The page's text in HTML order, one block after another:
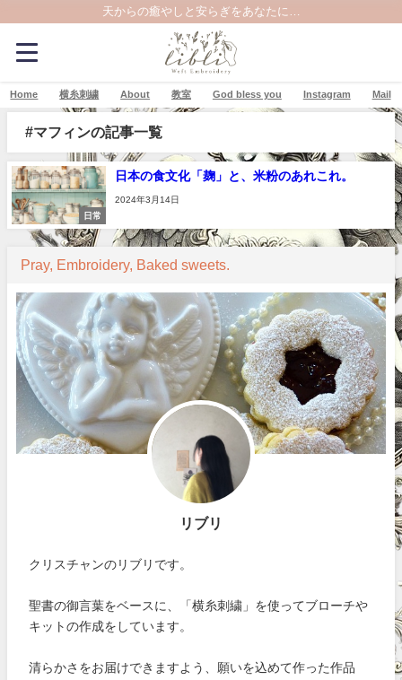
天からの癒やしと安らぎをあなたに…
Home 横糸刺繍 About 教室 God bless you Instagram Mail
#マフィンの記事一覧
日常
日本の食文化「麹」と、米粉のあれこれ。
2024年3月14日
Pray, Embroidery, Baked sweets.
リブリ
クリスチャンのリブリです。
聖書の御言葉をベースに、「横糸刺繍」を使ってブローチや
キットの作成をしています。
清らかさをお届けできますよう、願いを込めて作った作品